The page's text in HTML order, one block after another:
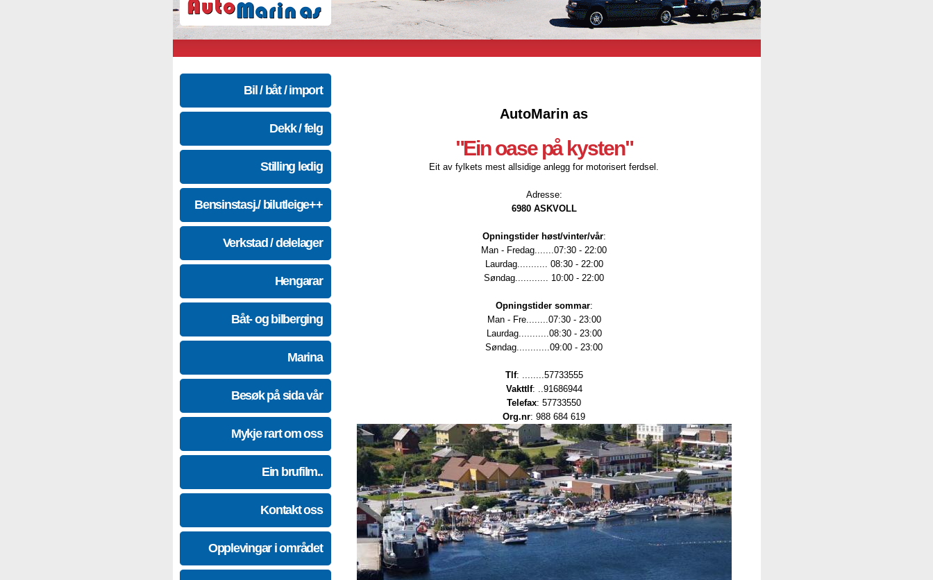
Bil / båt / import
Dekk / felg
Stilling ledig
Bensinstasj./ bilutleige++
Verkstad / delelager
Hengarar
Båt- og bilberging
Marina
Besøk på sida vår
Mykje rart om oss
Ein brufilm..
Kontakt oss
Opplevingar i området
AutoMarin as
"Ein oase på kysten"
Eit av fylkets mest allsidige anlegg for motorisert ferdsel.
Adresse:
6980 ASKVOLL
Opningstider høst/vinter/vår:
Man - Fredag.......07:30 - 22:00
Laurdag........... 08:30 - 22:00
Søndag............ 10:00 - 22:00
Opningstider sommar:
Man - Fre........07:30 - 23:00
Laurdag...........08:30 - 23:00
Søndag............09:00 - 23:00
Tlf: ........57733555
Vakttlf: ..91686944
Telefax: 57733550
Org.nr: 988 684 619